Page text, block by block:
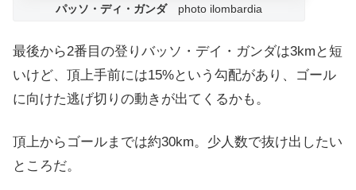
パッソ・ディ・ガンダphoto ilombardia
最後から2番目の登りバッソ・デイ・ガンダは3kmと短
いけど、頂上手前には15%という勾配があり、ゴール
に向けた逃げ切りの動きが出てくるかも。
頂上からゴールまでは約30km。少人数で抜け出したい
ところだ。